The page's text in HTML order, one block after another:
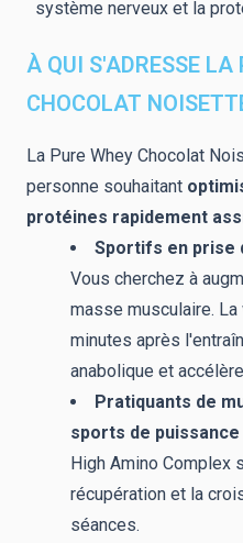
système nerveux et la
À QUI S'ADRESSE LA
CHOCOLAT
La Pure Whey Chocolat
personne souhaitant
protéines rapidement
Sportifs en prise
Vous cherchez à
masse musculaire.
minutes après
anabolique et
Pratiquants de
sports de puissance
High Amino Complex
récupération et la
séances.